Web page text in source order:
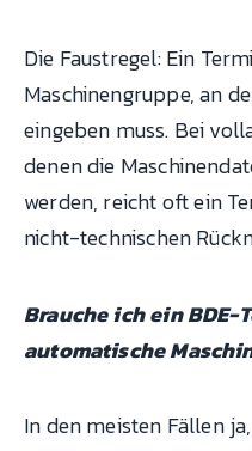
Die Faustregel: Ein
Maschinengruppe, an
eingeben muss. Bei
denen die
werden, reicht oft ein
nicht-technischen
Brauche ich ein BDE-
automatische
In den meisten Fällen